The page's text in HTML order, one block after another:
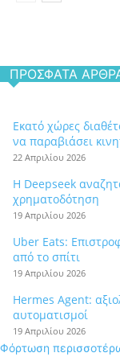
ΠΡΌΣΦΑΤΑ
Εκατό χώρες
να παραβιάσει
22 Απριλίου 2026
Η Deepseek
χρηματοδότηση
19 Απριλίου 2026
Uber Eats:
από το σπίτι
19 Απριλίου 2026
Hermes Agent:
αυτοματισμοί
19 Απριλίου 2026
Φόρτωση